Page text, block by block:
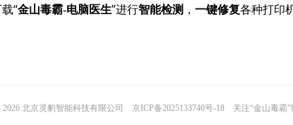
“金山毒霸-电脑医生”进行智能检测 ， 一键修复各种打印
北京灵豹智能科技有限公司 京ICP备2025133740号-18 关注“金山毒霸